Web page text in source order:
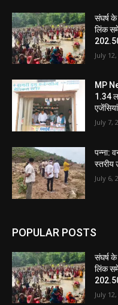
संघर्ष
लिंक
July
MP
1.34
July 7,
पन्ना:
स्तरीय
July 6,
POPULAR POSTS
संघर्ष
लिंक
July